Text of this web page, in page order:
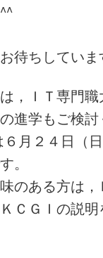
待ちしてい
，ＩＴ専門
進学もご検
６月２４日（
。
のある方は
ＣＧＩの説